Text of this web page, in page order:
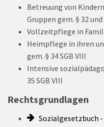
Betreuung von
Gruppen gem. § 32 und
Vollzeitpflege in
Heimpflege in ihren
gem. § 34 SGB VIII
Intensive
35 SGB VIII
Rechtsgrundlagen
Sozialgesetzbuch -